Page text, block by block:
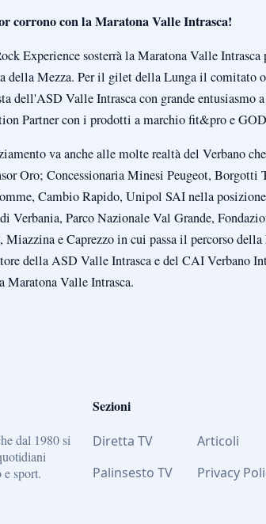
corrono con la Maratona Valle Intrasca!
Experience sosterrà la Maratona Valle
della Mezza. Per il gilet della Lunga il comitato
dell'ASD Valle Intrasca con grande
Partner con i prodotti a marchio fit&pro e
va anche alle molte realtà del Verbano
Oro; Concessionaria Minesi Peugeot,
Cambio Rapido, Unipol SAI nella
Verbania, Parco Nazionale Val Grande,
Miazzina e Caprezzo in cui passa il percorso
della ASD Valle Intrasca e del CAI Verbano
Maratona Valle Intrasca.
dal 1980 si
sport.
Sezioni
Diretta TV Articoli
Palinsesto TV
Privacy